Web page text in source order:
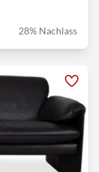
28% Nachlass